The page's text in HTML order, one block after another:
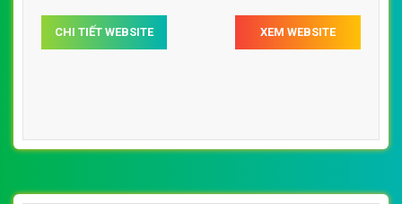
CHI TIẾT WEBSITE XEM WEBSITE